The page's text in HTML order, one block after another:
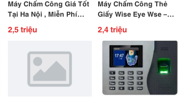
Máy Chấm Công Giá Tốt
Tại Ha Nội , Miễn Phí
Phần Mền , Lặp Đặt Tận
Nơi
2,5 triệu
Máy Chấm Công Thẻ
Giấy Wise Eye Wse –
7500D Giá 2Tr4, Miễn Phí
Lắp Đặt
2,4 triệu